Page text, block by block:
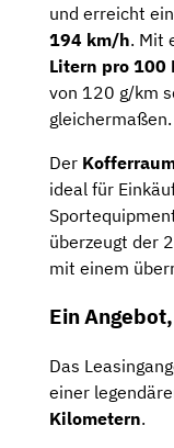
und erreicht
194 km/h. Mit
Litern pro 100
von 120 g/km
gleichermaßen.
Der
ideal für
überzeugt der
mit einem
Ein
Das
einer
Kilometern.